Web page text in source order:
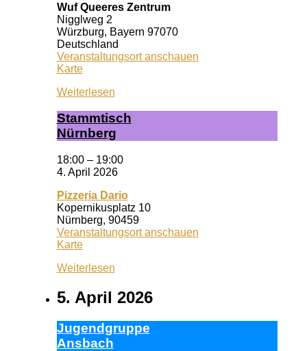
Wuf Queeres Zentrum
Nigglweg 2
Würzburg, Bayern 97070
Deutschland
Veranstaltungsort anschauen
KarteWuf
Zentrum
Weiterlesen
Stamm­tisch
Nürn­berg
18:00 – 19:00
4. April 2026
Pizzeria Dario
Kopernikusplatz 10
Nürnberg, 90459
Veranstaltungsort anschauen
KartePizzeria
Weiterlesen
5. April 2026
Ju­gend­grup­pe
Ans­bach